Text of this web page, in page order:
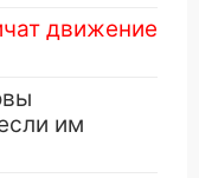
движение
им